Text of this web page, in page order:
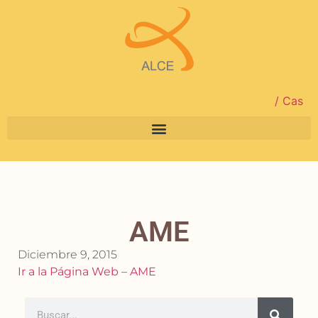
/ Cas
AME
Diciembre 9, 2015
Ir a la Página Web – AME